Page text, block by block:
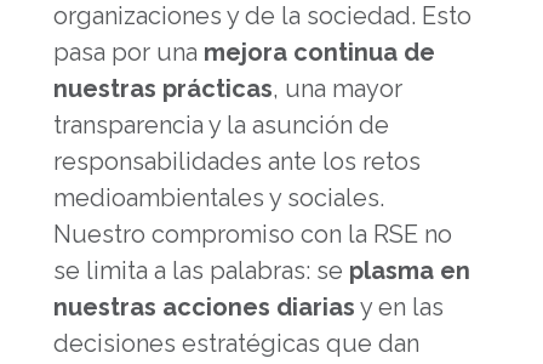
organizaciones y de la sociedad. Esto
pasa por una mejora continua de
nuestras prácticas, una mayor
transparencia y la asunción de
responsabilidades ante los retos
medioambientales y sociales.
Nuestro compromiso con la RSE no
se limita a las palabras: se plasma en
nuestras acciones diarias y en las
decisiones estratégicas que dan